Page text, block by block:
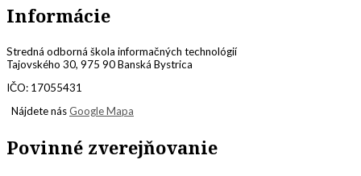
Informácie
Stredná odborná škola informačných technológií
Tajovského 30, 975 90 Banská Bystrica
IČO: 17055431
Nájdete násGoogle Mapa
Povinné zverejňovanie